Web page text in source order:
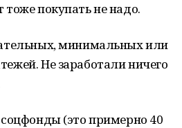
покупать не надо.
минимальных или
Не заработали ничего
(это примерно 40